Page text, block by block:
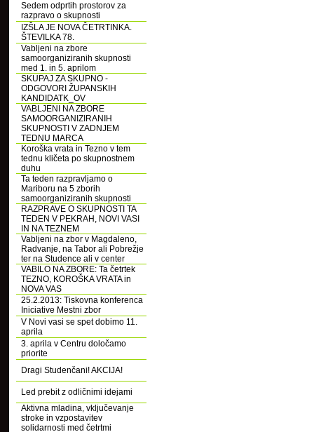
Sedem odprtih prostorov za
razpravo o skupnosti
IZŠLA JE NOVA ČETRTINKA.
ŠTEVILKA 78.
Vabljeni na zbore
samoorganiziranih skupnosti
med 1. in 5. aprilom
SKUPAJ ZA SKUPNO -
ODGOVORI ŽUPANSKIH
KANDIDATK_OV
VABLJENI NA ZBORE
SAMOORGANIZIRANIH
SKUPNOSTI V ZADNJEM
TEDNU MARCA
Koroška vrata in Tezno v tem
tednu kličeta po skupnostnem
duhu
Ta teden razpravljamo o
Mariboru na 5 zborih
samoorganiziranih skupnosti
RAZPRAVE O SKUPNOSTI TA
TEDEN V PEKRAH, NOVI VASI
IN NA TEZNEM
Vabljeni na zbor v Magdaleno,
Radvanje, na Tabor ali Pobrežje
ter na Studence ali v center
VABILO NA ZBORE: Ta četrtek
TEZNO, KOROŠKA VRATA in
NOVA VAS
25.2.2013: Tiskovna konferenca
Iniciative Mestni zbor
V Novi vasi se spet dobimo 11.
aprila
3. aprila v Centru določamo
priorite
Dragi Studenčani! AKCIJA!
Led prebit z odličnimi idejami
Aktivna mladina, vključevanje
stroke in vzpostavitev
solidarnosti med četrtmi